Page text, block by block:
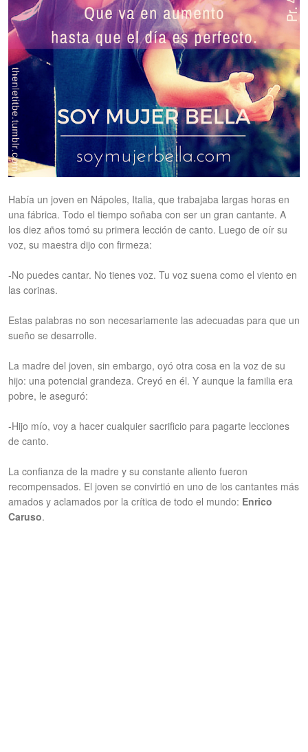
Había un joven en Nápoles, Italia, que trabajaba largas horas en
una fábrica. Todo el tiempo soñaba con ser un gran cantante. A
los diez años tomó su primera lección de canto. Luego de oír su
voz, su maestra dijo con firmeza:
-No puedes cantar. No tienes voz. Tu voz suena como el viento en
las corinas.
Estas palabras no son necesariamente las adecuadas para que un
sueño se desarrolle.
La madre del joven, sin embargo, oyó otra cosa en la voz de su
hijo: una potencial grandeza. Creyó en él. Y aunque la familia era
pobre, le aseguró:
-Hijo mío, voy a hacer cualquier sacrificio para pagarte lecciones
de canto.
La confianza de la madre y su constante aliento fueron
recompensados. El joven se convirtió en uno de los cantantes más
amados y aclamados por la crítica de todo el mundo: Enrico
Caruso.